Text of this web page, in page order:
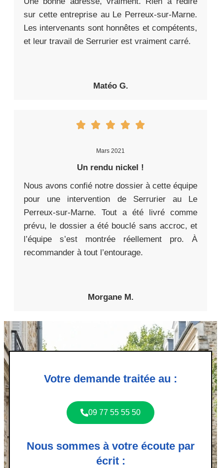
sur cette entreprise au Le Perreux-sur-Marne.
Les intervenants sont honnêtes et compétents,
et leur travail de Serrurier est vraiment carré.
Matéo G.
Mars 2021
Un rendu nickel !
Nous avons confié notre dossier à cette équipe
pour une intervention de Serrurier au Le
Perreux-sur-Marne. Tout a été livré comme
prévu, le dossier a été bouclé sans accroc, et
l’équipe s’est montrée réellement pro. À
recommander à tout l’entourage.
Morgane M.
Votre demande traitée au :
09 77 55 55 50
Nous sommes à votre écoute par
écrit :